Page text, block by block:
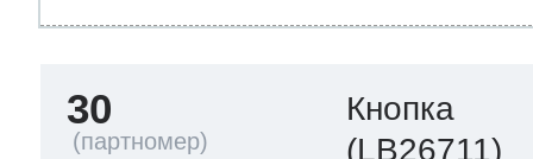
30
Кнопка
(LB26711)